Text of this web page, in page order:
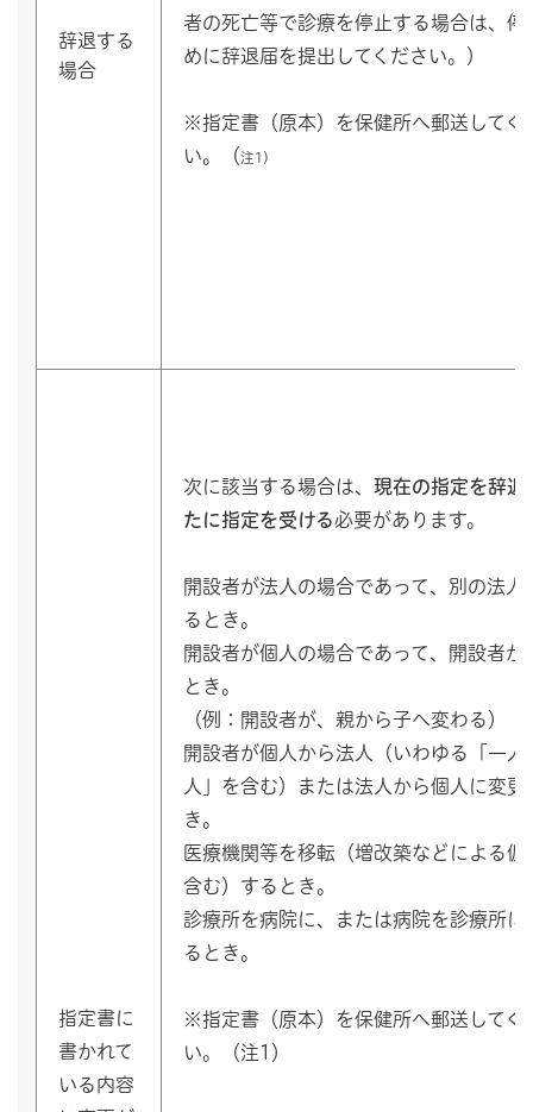
辞退する
場合
者の死亡等で診療を停止する場合は、停
めに辞退届を提出してください。）
※指定書（原本）を保健所へ郵送してく
い。（注1）
指定書に
書かれて
いる内容
次に該当する場合は、 現在の指定を辞退
たに指定を受ける必要があります。
開設者が法人の場合であって、別の法人
るとき。
開設者が個人の場合であって、開設者が
とき。
（例：開設者が、親から子へ変わる）
開設者が個人から法人（いわゆる「一人
人」を含む）または法人から個人に変更
き。
医療機関等を移転（増改築などによる仮
含む）するとき。
診療所を病院に、または病院を診療所に
るとき。
※指定書（原本）を保健所へ郵送してく
い。（注1）